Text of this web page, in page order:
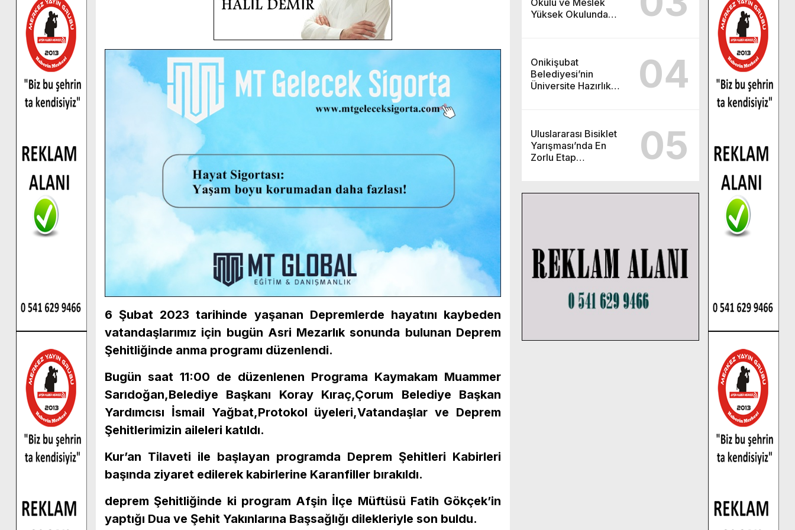
Yüksek Okulunda
Onikişubat
Belediyesi’nin
Üniversite Hazırlık
04
Uluslararası Bisiklet
Yarışması’nda En
Zorlu Etap
05
6 Şubat 2023 tarihinde yaşanan Depremlerde hayatını kaybeden
vatandaşlarımız için bugün Asri Mezarlık sonunda bulunan Deprem
Şehitliğinde anma programı düzenlendi.
Bugün saat 11:00 de düzenlenen Programa Kaymakam Muammer
Sarıdoğan,Belediye Başkanı Koray Kıraç,Çorum Belediye Başkan
Yardımcısı İsmail Yağbat,Protokol üyeleri,Vatandaşlar ve Deprem
Şehitlerimizin aileleri katıldı.
Kur’an Tilaveti ile başlayan programda Deprem Şehitleri Kabirleri
başında ziyaret edilerek kabirlerine Karanfiller bırakıldı.
deprem Şehitliğinde ki program Afşin İlçe Müftüsü Fatih Gökçek’in
yaptığı Dua ve Şehit Yakınlarına Başsağlığı dilekleriyle son buldu.